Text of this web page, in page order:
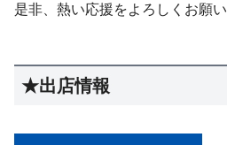
是非、熱い応援をよろしくお願い
★出店情報